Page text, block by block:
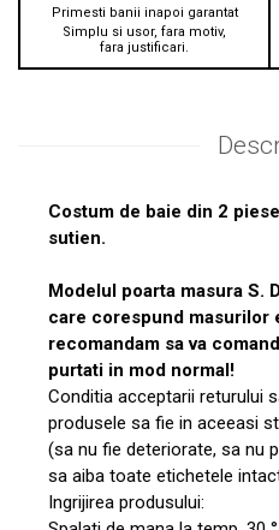
Primesti banii inapoi garantat
Simplu si usor, fara motiv,
fara justificari.
Costum de baie din 2
sutien.
Modelul poarta masura S.
care corespund masurilor
recomandam sa va
purtati in mod normal!
Conditia acceptarii returului
produsele sa fie in aceeasi
(sa nu fie deteriorate, sa nu
sa aiba toate etichetele
Ingrijirea produsului: